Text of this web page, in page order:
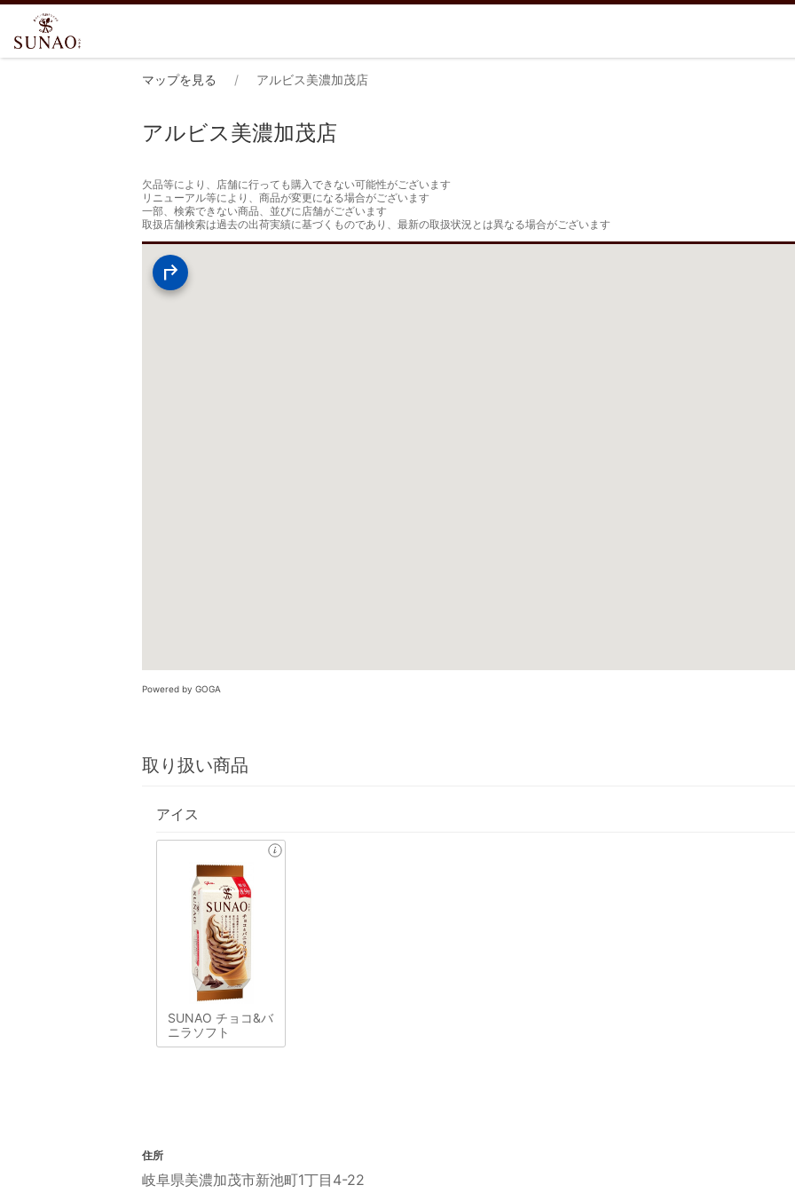
マップを見る アルビス美濃加茂店
アルビス美濃加茂店
欠品等により、店舗に行っても購入できない可能性がございます
リニューアル等により、商品が変更になる場合がございます
一部、検索できない商品、並びに店舗がございます
取扱店舗検索は過去の出荷実績に基づくものであり、最新の取扱状況とは異なる場合がございます
Powered by GOGA
取り扱い商品
アイス
SUNAO チョコ&バ
ニラソフト
住所
岐阜県美濃加茂市新池町1丁目4-22